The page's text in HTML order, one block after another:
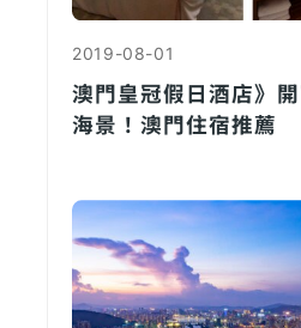
2019-08-01
澳門皇冠假日酒店》
海景！澳門住宿推薦